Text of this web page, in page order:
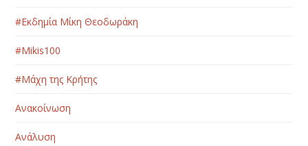
#Εκδημία Μίκη Θεοδωράκη
#Μikis100
#Μάχη της Κρήτης
Ανακοίνωση
Ανάλυση